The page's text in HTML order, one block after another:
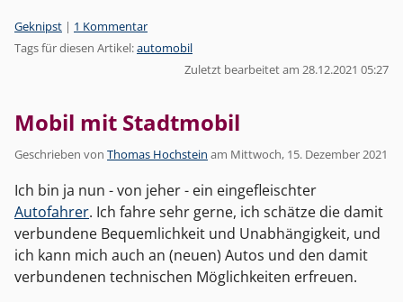
Kategorien:
Geknipst | 1 Kommentar
Tags für diesen Artikel:automobil
Zuletzt bearbeitet am 28.12.2021 05:27
Mobil mit Stadtmobil
Geschrieben von Thomas Hochstein am Mittwoch, 15. Dezember 2021
Ich bin ja nun - von jeher - ein eingefleischter
Autofahrer. Ich fahre sehr gerne, ich schätze die damit
verbundene Bequemlichkeit und Unabhängigkeit, und
ich kann mich auch an (neuen) Autos und den damit
verbundenen technischen Möglichkeiten erfreuen.